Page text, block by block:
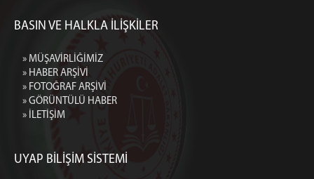
BASIN VE HALKLA İLİŞKİLER
» MÜŞAVİRLİĞİMİZ
» HABER ARŞİVİ
» FOTOĞRAF ARŞİVİ
» GÖRÜNTÜLÜ HABER
» İLETİŞİM
UYAP BİLİŞİM SİSTEMİ